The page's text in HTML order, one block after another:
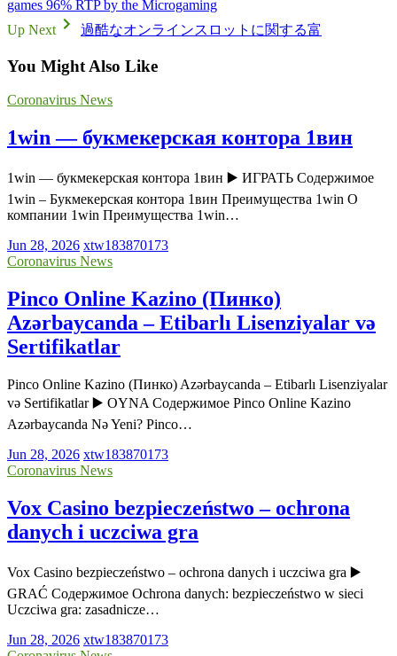
games 96% RTP by the Microgaming
Up Next
過酷なオンラインスロットに関する富
You Might Also Like
Coronavirus News
1win — букмекерская контора 1вин
1win — букмекерская контора 1вин ▶️ ИГРАТЬ Содержимое
1win – Букмекерская контора 1вин Преимущества 1win О
компании 1win Преимущества 1win…
Jun 28, 2026 xtw183870173
Coronavirus News
Pinco Online Kazino (Пинко)
Azərbaycanda – Etibarlı Lisenziyalar və
Sertifikatlar
Pinco Online Kazino (Пинко) Azərbaycanda – Etibarlı Lisenziyalar
və Sertifikatlar ▶️ OYNA Содержимое Pinco Online Kazino
Azərbaycanda Nə Yeni? Pinco…
Jun 28, 2026 xtw183870173
Coronavirus News
Vox Casino bezpieczeństwo – ochrona
danych i uczciwa gra
Vox Casino bezpieczeństwo – ochrona danych i uczciwa gra ▶️
GRAĆ Содержимое Ochrona danych: bezpieczeństwo w sieci
Uczciwa gra: zasadnicze…
Jun 28, 2026 xtw183870173